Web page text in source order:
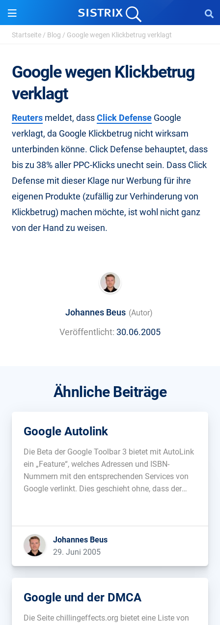
Startseite / Blog / Google wegen Klickbetrug verklagt
Google wegen Klickbetrug
verklagt
Reuters meldet, dassClick Defense Google
verklagt, da Google Klickbetrug nicht wirksam
unterbinden könne. Click Defense behauptet, dass
bis zu 38% aller PPC-Klicks unecht sein. Dass Click
Defense mit dieser Klage nur Werbung für ihre
eigenen Produkte (zufällig zur Verhinderung von
Klickbetrug) machen möchte, ist wohl nicht ganz
von der Hand zu weisen.
Johannes Beus (Autor)
Veröffentlicht: 30.06.2005
Ähnliche Beiträge
Google Autolink
Die Beta der Google Toolbar 3 bietet mit AutoLink
ein „Feature“, welches Adressen und ISBN-
Nummern mit den entsprechenden Services von
Google verlinkt. Dies geschieht ohne, dass der
hier nicht zu greifen. Es gibt bereits erste
JavaScripts, die Googles […]...
Johannes Beus
29. Juni 2005
Google und der DMCA
Die Seite chillingeffects.org bietet eine Liste von